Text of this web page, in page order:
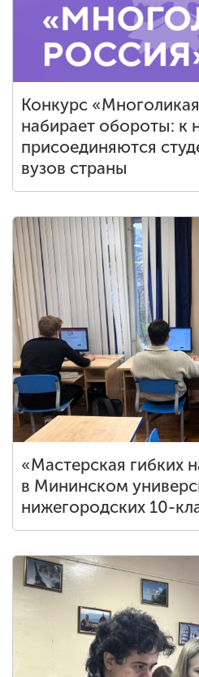
Конкурс
набирает обороты: к
присоединяются
вузов страны
«Мастерская гибких
в Мининском
нижегородских 10-